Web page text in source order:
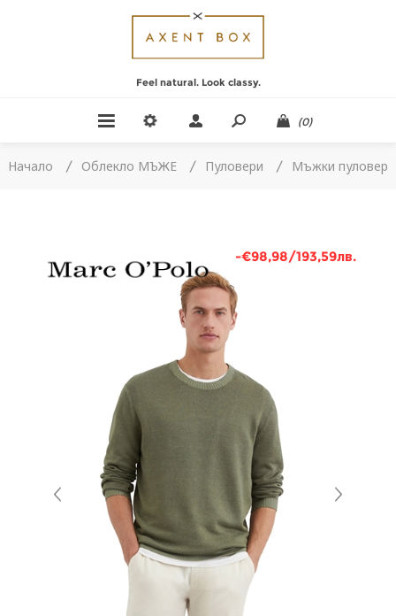
Feel natural. Look classy.
(0)
Начало / Облекло МЪЖЕ / Пуловери / Мъжки пуловер
-€98,98/193,59лв.